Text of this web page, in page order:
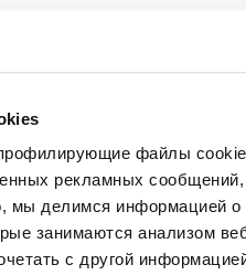
файлы
рекламных
мы делимся информацией
занимаются анализом
с другой